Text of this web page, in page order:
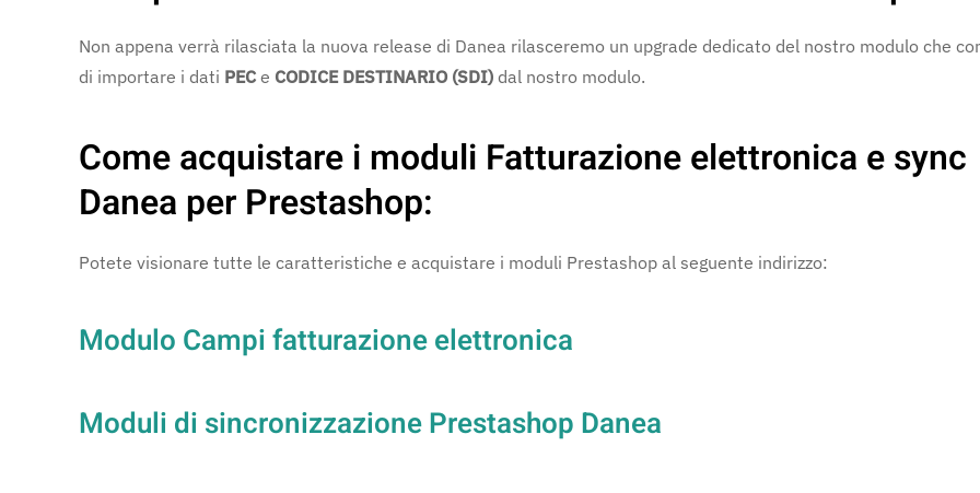
Non appena verrà rilasciata la nuova release di Danea rilasceremo un upgrade dedicato del nostro modulo che
di importare i dati PEC e CODICE DESTINARIO (SDI) dal nostro modulo.
Come acquistare i moduli Fatturazione elettronica e sync
Danea per Prestashop:
Potete visionare tutte le caratteristiche e acquistare i moduli Prestashop al seguente indirizzo:
Modulo Campi fatturazione elettronica
Moduli di sincronizzazione Prestashop Danea